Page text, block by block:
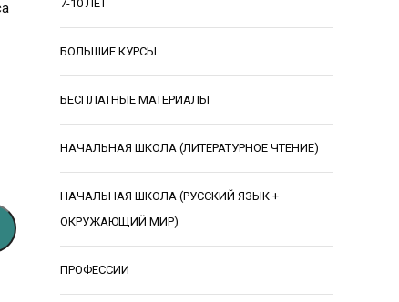
7-10 ЛЕТ
БОЛЬШИЕ КУРСЫ
БЕСПЛАТНЫЕ МАТЕРИАЛЫ
НАЧАЛЬНАЯ ШКОЛА (ЛИТЕРАТУРНОЕ ЧТЕНИЕ)
НАЧАЛЬНАЯ ШКОЛА (РУССКИЙ ЯЗЫК +
ОКРУЖАЮЩИЙ МИР)
ПРОФЕССИИ